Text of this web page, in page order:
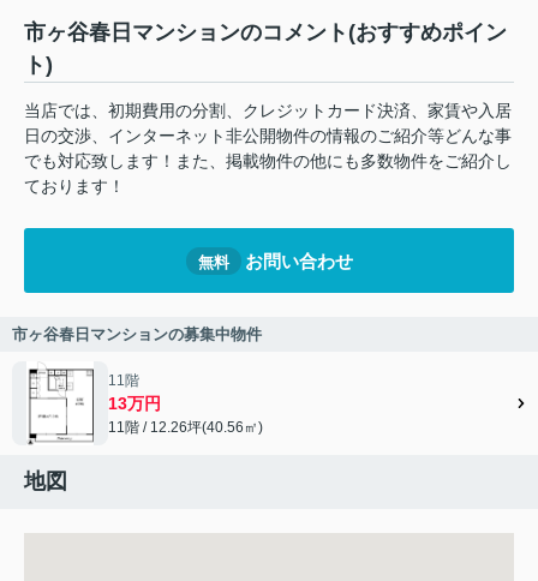
市ヶ谷春日マンションのコメント(おすすめポイン
ト)
当店では、初期費用の分割、クレジットカード決済、家賃や入居
日の交渉、インターネット非公開物件の情報のご紹介等どんな事
でも対応致します！また、掲載物件の他にも多数物件をご紹介し
ております！
無料 お問い合わせ
市ヶ谷春日マンションの募集中物件
11階
13万円
11階 / 12.26坪(40.56㎡)
地図